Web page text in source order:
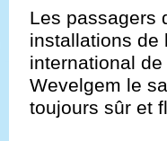
Les passagers
installations de
international
Wevelgem le
toujours sûr et